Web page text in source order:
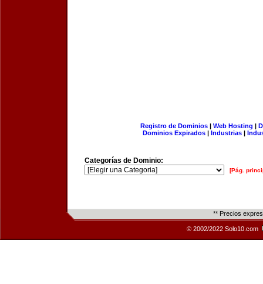
Registro de Dominios| Web Hosting |
Dominios Expirados | Industrias |
Categorías de Dominio:
[Pág.
** Precios
© 2002/2022 Solo10.com